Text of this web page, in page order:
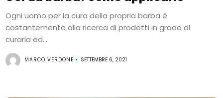
Ogni uomo per la cura della propria barba è
costantemente alla ricerca di prodotti in grado di
curarla ed...
MARCO VERDONE SETTEMBRE 6, 2021